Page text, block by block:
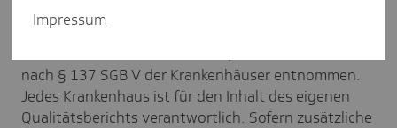
Soweit die Informationen im TK-Klinikführer nicht
auf den Daten einer Patientenbefragung beruhen,
nach § 137 SGB V der Krankenhäuser entnommen.
Jedes Krankenhaus ist für den Inhalt des eigenen
Qualitätsberichts verantwortlich. Sofern zusätzliche
Impressum